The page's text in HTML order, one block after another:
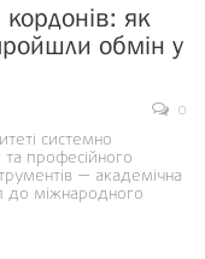
кордонів: як
обмін у
0
системно
професійного
— академічна
до міжнародного